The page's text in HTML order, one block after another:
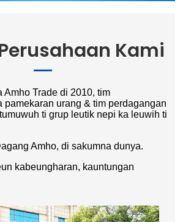
Kami
Amho Trade di 2010, tim
pamekaran urang & tim perdagangan
ti grup leutik nepi ka leuwih ti
Amho, di sakumna dunya.
kabeungharan, kauntungan